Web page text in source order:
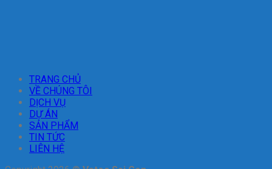
TRANG CHỦ
VỀ CHÚNG TÔI
DỊCH VỤ
DỰ ÁN
SẢN PHẨM
TIN TỨC
LIÊN HỆ